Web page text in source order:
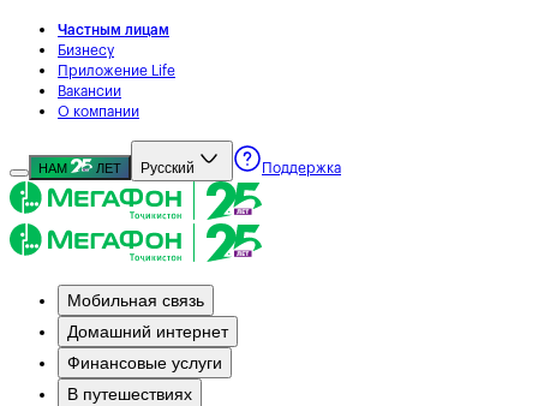
Частным лицам
Бизнесу
Приложение Life
Вакансии
О компании
НАМ ЛЕТ Русский Поддержка
Мобильная связь
Домашний интернет
Финансовые услуги
В путешествиях